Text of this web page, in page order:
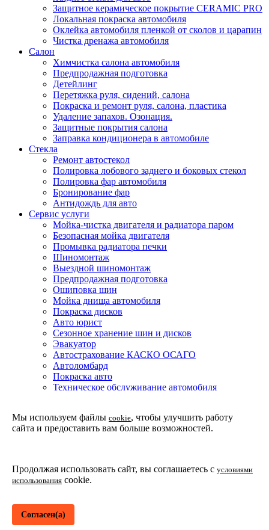
Защитное керамическое покрытие CERAMIC PRO
Локальная покраска автомобиля
Оклейка автомобиля пленкой от сколов и царапин
Чистка дренажа автомобиля
Салон
Химчистка салона автомобиля
Предпродажная подготовка
Детейлинг
Перетяжка руля, сидений, салона
Покраска и ремонт руля, салона, пластика
Удаление запахов. Озонация.
Защитные покрытия салона
Заправка кондиционера в автомобиле
Стекла
Ремонт автостекол
Полировка лобового заднего и боковых стекол
Полировка фар автомобиля
Бронирование фар
Антидождь для авто
Сервис услуги
Мойка-чистка двигателя и радиатора паром
Безопасная мойка двигателя
Промывка радиатора печки
Шиномонтаж
Выездной шиномонтаж
Предпродажная подготовка
Ошиповка шин
Мойка днища автомобиля
Покраска дисков
Авто юрист
Сезонное хранение шин и дисков
Эвакуатор
Автострахование КАСКО ОСАГО
Автоломбард
Покраска авто
Техническое обслуживание автомобиля
Установка доводчиков двери в Москве
Защитные покрытия
Пленка SunTek ppf ultra
Покрытие Fusso Coat
Мы используем файлы cookie, чтобы улучшить работу
сайта и предоставить вам больше возможностей.
Продолжая использовать сайт, вы соглашаетесь с условиями
использования cookie.
Согласен(а)